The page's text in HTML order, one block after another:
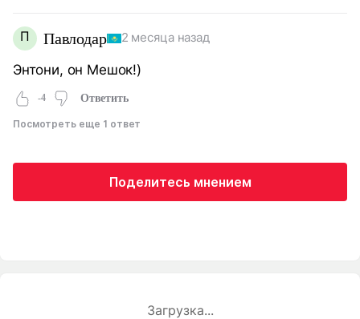
П Павлодар 2 месяца назад
Энтони, он Мешок!)
-4 Ответить
Посмотреть еще 1 ответ
Поделитесь мнением
Загрузка...